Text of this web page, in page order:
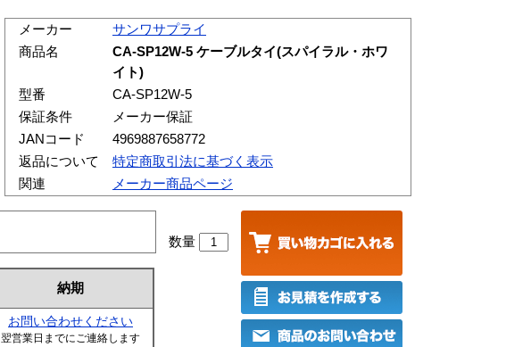
メーカー
サンワサプライ
商品名
CA-SP12W-5 ケーブルタイ(スパイラル・ホワ
イト)
型番
CA-SP12W-5
保証条件
メーカー保証
JANコード
4969887658772
返品について
特定商取引法に基づく表示
関連
メーカー商品ページ
納期
お問い合わせください
翌営業日までにご連絡します
数量